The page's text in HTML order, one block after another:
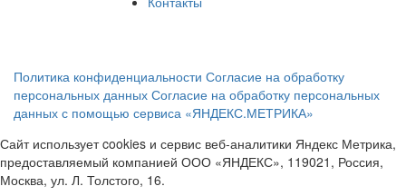
Политика конфиденциальности Согласие на обработку
персональных данных Согласие на обработку персональных
данных с помощью сервиса «ЯНДЕКС.МЕТРИКА»
Сайт использует cookies и сервис веб-аналитики Яндекс Метрика,
предоставляемый компанией ООО «ЯНДЕКС», 119021, Россия,
Москва, ул. Л. Толстого, 16.